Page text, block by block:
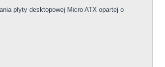
płyty desktopowej Micro ATX opartej o